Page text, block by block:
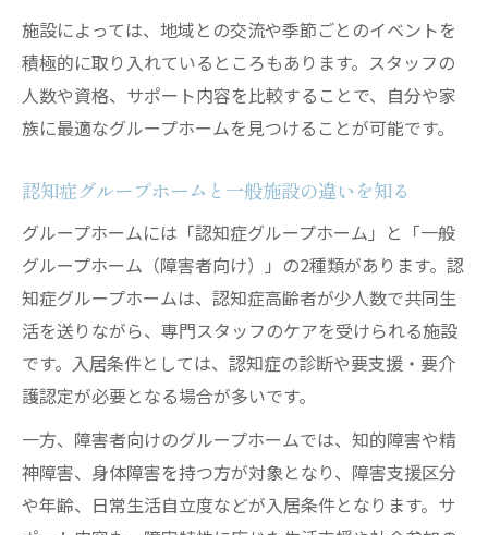
施設によっては、地域との交流や季節ごとのイベントを
積極的に取り入れているところもあります。スタッフの
人数や資格、サポート内容を比較することで、自分や家
族に最適なグループホームを見つけることが可能です。
認知症グループホームと一般施設の違いを知る
グループホームには「認知症グループホーム」と「一般
グループホーム（障害者向け）」の2種類があります。認
知症グループホームは、認知症高齢者が少人数で共同生
活を送りながら、専門スタッフのケアを受けられる施設
です。入居条件としては、認知症の診断や要支援・要介
護認定が必要となる場合が多いです。
一方、障害者向けのグループホームでは、知的障害や精
神障害、身体障害を持つ方が対象となり、障害支援区分
や年齢、日常生活自立度などが入居条件となります。サ